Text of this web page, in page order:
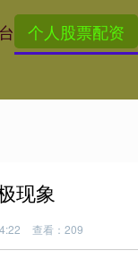
个人股票配资
现象
查看：209